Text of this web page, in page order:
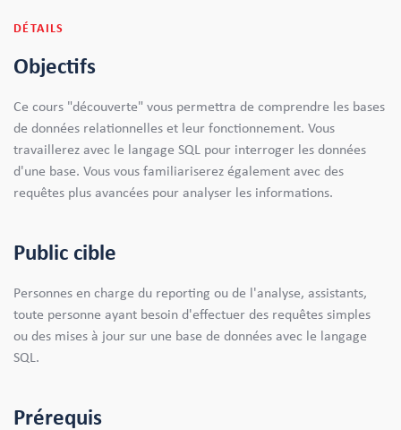
DÉTAILS
Objectifs
Ce cours "découverte" vous permettra de comprendre les bases
de données relationnelles et leur fonctionnement. Vous
travaillerez avec le langage SQL pour interroger les données
d'une base. Vous vous familiariserez également avec des
requêtes plus avancées pour analyser les informations.
Public cible
Personnes en charge du reporting ou de l'analyse, assistants,
toute personne ayant besoin d'effectuer des requêtes simples
ou des mises à jour sur une base de données avec le langage
SQL.
Prérequis